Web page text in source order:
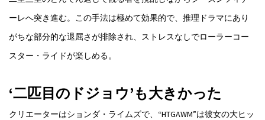
ーレへ突き進む。この手法は極めて効果的で、推理ドラマにあり
がちな部分的な退屈さが排除され、ストレスなしでローラーコー
スター・ライドが楽しめる。
‘二匹目のドジョウ’も大きかった
クリエーターはションダ・ライムズで、“HTGAWM”は彼女の大ヒッ